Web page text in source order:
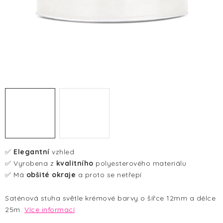
✅ Elegantní vzhled
✅ Vyrobena z kvalitního polyesterového materiálu
✅ Má obšité okraje a proto se netřepí
Saténová stuha světle krémové barvy o šířce 12mm a délce
25m. Více informací